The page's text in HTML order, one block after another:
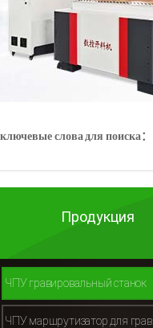
ключевые слова для поиска：
Продукция